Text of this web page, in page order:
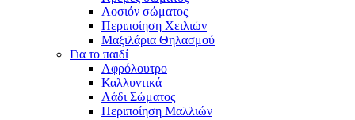
Λοσιόν σώματος
Περιποίηση Χειλιών
Μαξιλάρια Θηλασμού
Για το παιδί
Αφρόλουτρο
Καλλυντικά
Λάδι Σώματος
Περιποίηση Μαλλιών